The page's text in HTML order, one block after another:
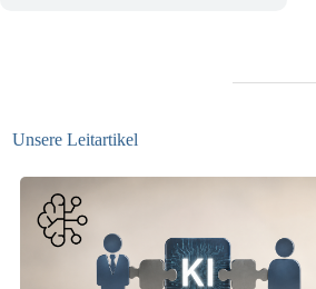
Unsere Leitartikel